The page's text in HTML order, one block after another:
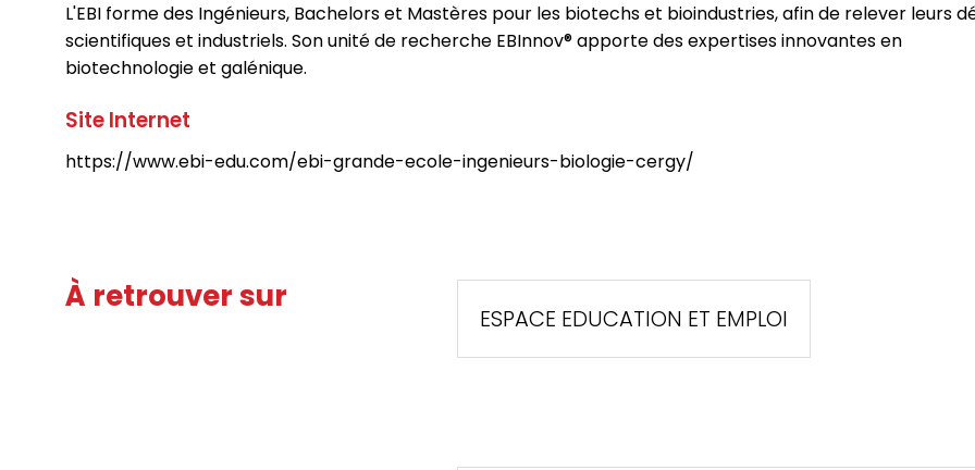
L'EBI forme des Ingénieurs, Bachelors et Mastères pour les biotechs et bioindustries, afin de relever leurs
scientifiques et industriels. Son unité de recherche EBInnov® apporte des expertises innovantes en
biotechnologie et galénique.
Site Internet
https://www.ebi-edu.com/ebi-grande-ecole-ingenieurs-biologie-cergy/
À retrouver sur
ESPACE EDUCATION ET EMPLOI